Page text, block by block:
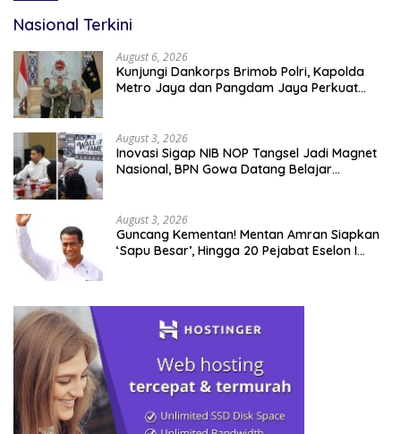
Nasional Terkini
August 6, 2026
Kunjungi Dankorps Brimob Polri, Kapolda
Metro Jaya dan Pangdam Jaya Perkuat
August 3, 2026
Inovasi Sigap NIB NOP Tangsel Jadi Magnet
Nasional, BPN Gowa Datang Belajar
August 3, 2026
Guncang Kementan! Mentan Amran Siapkan
‘Sapu Besar’, Hingga 20 Pejabat Eselon I